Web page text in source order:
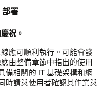
部署
祝。
應可順利執行。可能會發
由整備章節中指出的使用
備相關的 IT 基礎架構和網
時請與使用者確認其作業與